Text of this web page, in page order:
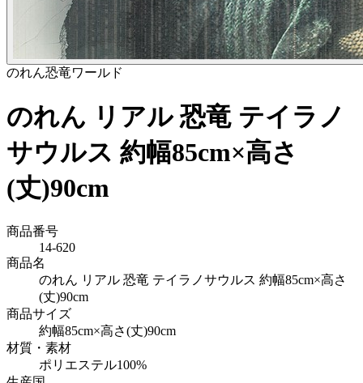
のれん恐竜ワールド
のれん リアル 恐竜 テイラノ
サウルス 約幅85cm×高さ
(丈)90cm
商品番号
14-620
商品名
のれん リアル 恐竜 テイラノサウルス 約幅85cm×高さ
(丈)90cm
商品サイズ
約幅85cm×高さ(丈)90cm
材質・素材
ポリエステル100%